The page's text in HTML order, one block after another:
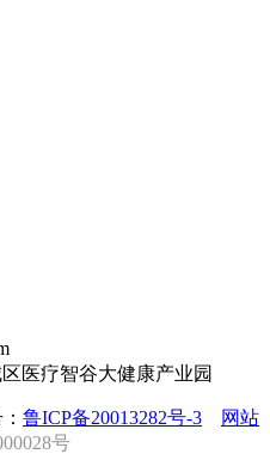
医疗智谷大健康产业园
鲁ICP备20013282号-3
网站
号